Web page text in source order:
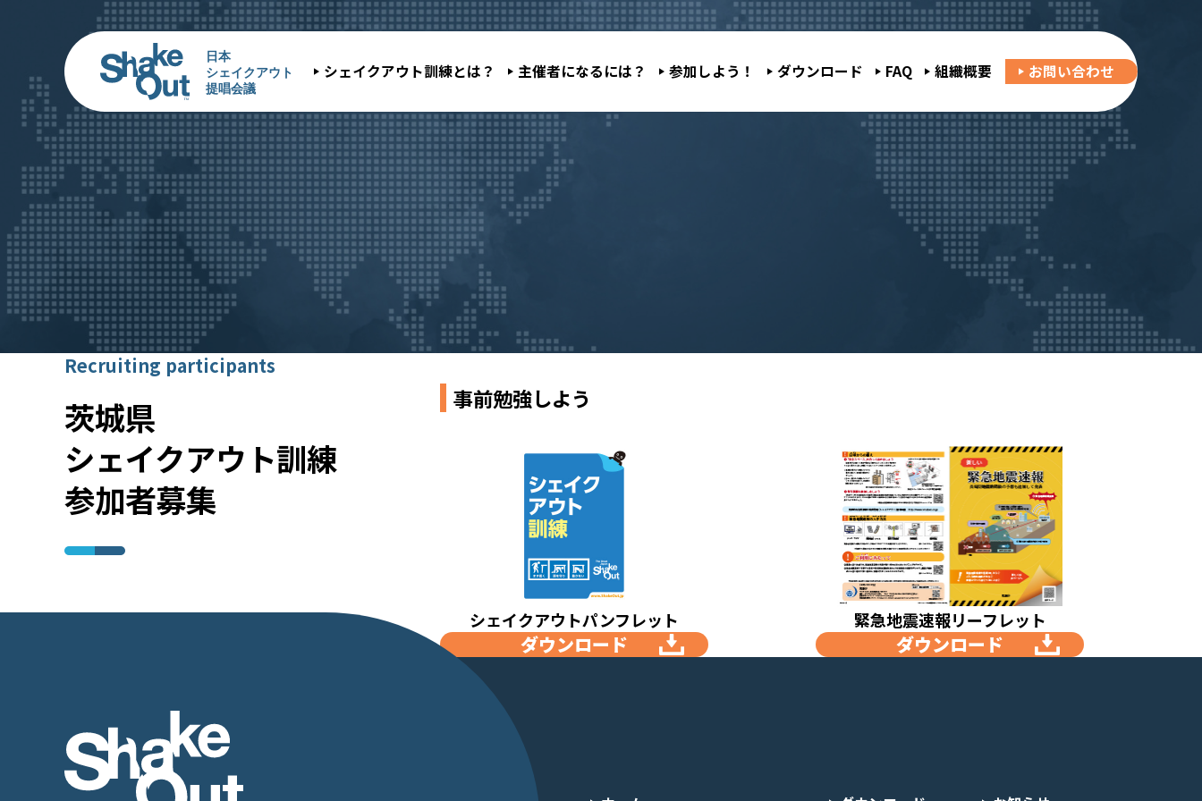
シェイクアウト訓練とは？ 主催者になるには？ 参加しよう！ ダウンロード FAQ 組織概要 お問い合わせ
Recruiting participants
茨城県
シェイクアウト訓練
参加者募集
事前勉強しよう
シェイクアウトパンフレット
ダウンロード
緊急地震速報リーフレット
ダウンロード